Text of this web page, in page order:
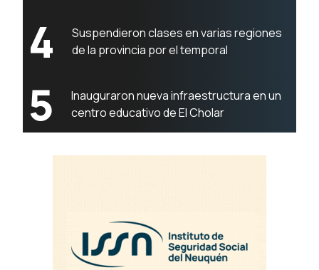
4
Suspendieron clases en varias regiones
de la provincia por el temporal
5
Inauguraron nueva infraestructura en un
centro educativo de El Cholar